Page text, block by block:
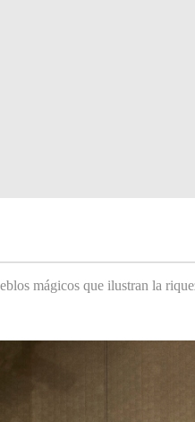
mágicos que ilustran la